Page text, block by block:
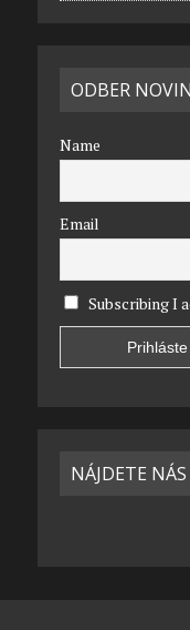
ODBER
Name
Email
Subscribing I
NÁJDETE